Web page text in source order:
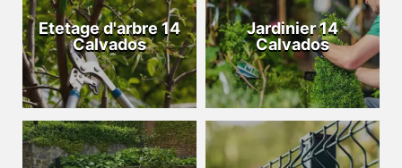
Etetage d'arbre 14
Calvados
Jardinier 14
Calvados